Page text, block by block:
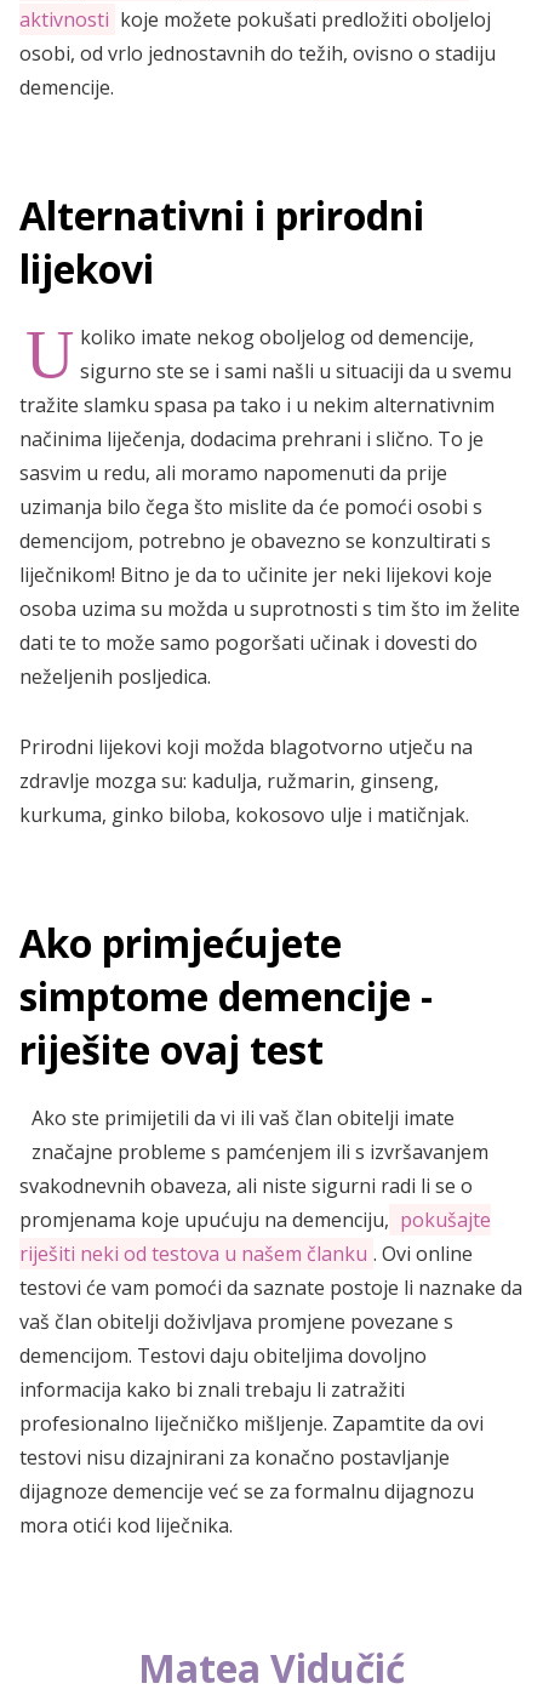
aktivnosti koje možete pokušati predložiti oboljeloj
osobi, od vrlo jednostavnih do težih, ovisno o stadiju
demencije.
Alternativni i prirodni
lijekovi
U koliko imate nekog oboljelog od demencije,
sigurno ste se i sami našli u situaciji da u svemu
tražite slamku spasa pa tako i u nekim alternativnim
načinima liječenja, dodacima prehrani i slično. To je
sasvim u redu, ali moramo napomenuti da prije
uzimanja bilo čega što mislite da će pomoći osobi s
demencijom, potrebno je obavezno se konzultirati s
liječnikom! Bitno je da to učinite jer neki lijekovi koje
osoba uzima su možda u suprotnosti s tim što im želite
dati te to može samo pogoršati učinak i dovesti do
neželjenih posljedica.
Prirodni lijekovi koji možda blagotvorno utječu na
zdravlje mozga su: kadulja, ružmarin, ginseng,
kurkuma, ginko biloba, kokosovo ulje i matičnjak.
Ako primjećujete
simptome demencije -
riješite ovaj test
​Ako ste primijetili da vi ili vaš član obitelji imate
značajne probleme s pamćenjem ili s izvršavanjem
svakodnevnih obaveza, ali niste sigurni radi li se o
promjenama koje upućuju na demenciju, pokušajte
riješiti neki od testova u našem članku . ​​Ovi online
testovi će vam pomoći da saznate postoje li naznake da
vaš član obitelji doživljava promjene povezane s
demencijom. Testovi daju obiteljima dovoljno
informacija kako bi znali trebaju li zatražiti
profesionalno liječničko mišljenje. Zapamtite da ovi
testovi nisu dizajnirani za konačno postavljanje
dijagnoze demencije već se za formalnu dijagnozu
mora otići kod liječnika.
Matea Vidučić